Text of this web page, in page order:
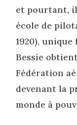
et pourtant,
école de
1920),
Bessie
Fédération
devenant la
monde à